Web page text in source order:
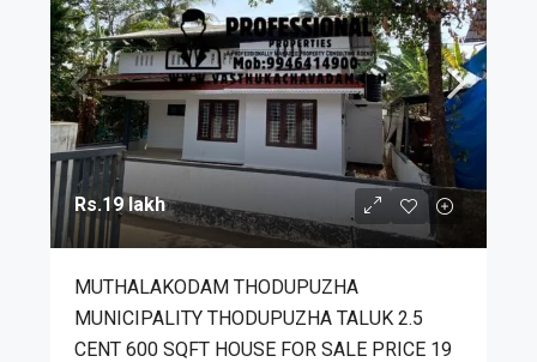
Rs.19 lakh
MUTHALAKODAM THODUPUZHA
MUNICIPALITY THODUPUZHA TALUK 2.5
CENT 600 SQFT HOUSE FOR SALE PRICE 19